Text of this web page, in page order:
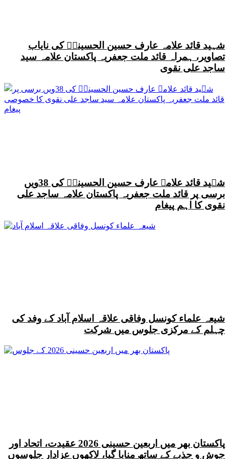
شہید قائد علامہ عارف حسین الحسینیؒ کی نایاب
تصاویر، ہمراہ قائد ملت جعفریہ پاکستان علامہ سید
ساجد علی نقوی
شہید قائد علامہ عارف حسین الحسینیؒ کی 38ویں
برسی پر قائد ملت جعفریہ پاکستان علامہ ساجد علی
نقوی کا اہم پیغام
شیعہ علماء کونسل وفاقی علاقہ اسلام آباد کے وفد کی
چہلم کے مرکزی جلوس میں شرکت
پاکستان بھر میں اربعین حسینی 2026 عقیدت، اتحاد اور
جوش و جذبے کے ساتھ منایا گیا، لاکھوں عزادار جلوسوں